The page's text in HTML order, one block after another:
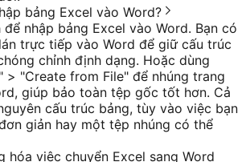
bảng Excel vào Word?
nhập bảng Excel vào Word. Bạn có
trực tiếp vào Word để giữ cấu trúc
chỉnh định dạng. Hoặc dùng
> "Create from File" để nhúng trang
giúp bảo toàn tệp gốc tốt hơn. Cả
cấu trúc bảng, tùy vào việc bạn
giản hay một tệp nhúng có thể
hóa việc chuyển Excel sang Word